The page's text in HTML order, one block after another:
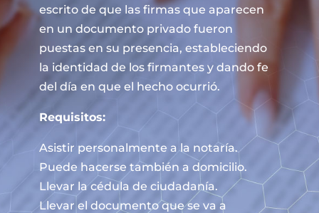
escrito de que las firmas que aparecen
en un documento privado fueron
puestas en su presencia, estableciendo
la identidad de los firmantes y dando fe
del día en que el hecho ocurrió.
Requisitos:
Asistir personalmente a la notaría.
Puede hacerse también a domicilio.
Llevar la cédula de ciudadanía.
Llevar el documento que se va a